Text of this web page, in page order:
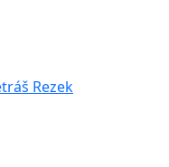
Rezek